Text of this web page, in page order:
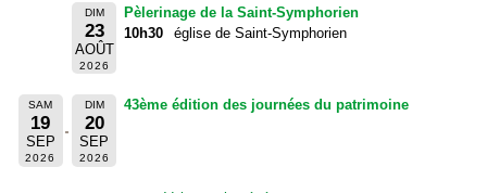
DIM
23
AOÛT
2026
Pèlerinage de la Saint-Symphorien
10h30
église de Saint-Symphorien
SAM
19
SEP
2026
DIM
20
SEP
2026
43ème édition des journées du patrimoine